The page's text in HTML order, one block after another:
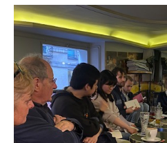
-
Discussion
par
Louise
Freulet